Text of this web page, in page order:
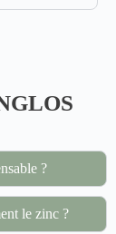
?
le zinc ?